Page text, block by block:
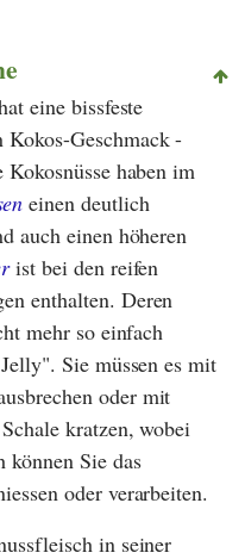
eine bissfeste
Kokos-Geschmack -
haben im
einen deutlich
auch einen höheren
ist bei den reifen
enthalten. Deren
mehr so einfach
Sie müssen es mit
oder mit
kratzen, wobei
können Sie das
oder verarbeiten.
in seiner